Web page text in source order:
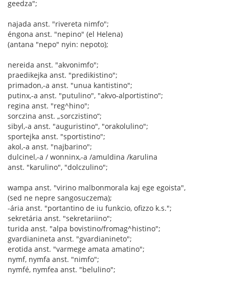
geedza";
najada anst. "rivereta nimfo";
éngona anst. "nepino" (el Helena)
(antana "nepo" nyin: nepoto);
nereida anst. "akvonimfo";
praedikejka anst. "predikistino";
primadon,-a anst. "unua kantistino";
putinx,-a anst. "putulino", "akvo-alportistino";
regina anst. "reg^hino";
sorczina anst. „sorczistino“;
sibyl,-a anst. "auguristino", "orakolulino";
sportejka anst. "sportistino";
akol,-a anst. "najbarino";
dulcinel,-a / wonninx,-a /amuldina /karulina
anst. "karulino", "dolczulino";
wampa anst. "virino malbonmorala kaj ege egoista",
(sed ne nepre sangosuczema);
-ária anst. "portantino de iu funkcio, ofizzo k.s.";
sekretária anst. "sekretariino";
turida anst. "alpa bovistino/fromag^histino";
gvardianineta anst. "gvardianineto";
erotida anst. "varmege amata amatino";
nymf, nymfa anst. "nimfo";
nymfé, nymfea anst. "belulino";